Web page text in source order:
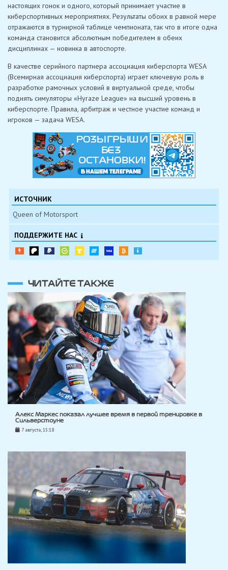
настоящих гонок и одного, который принимает участие в
киберспортивных мероприятиях. Результаты обоих в равной мере
отражаются в турнирной таблице чемпионата, так что в итоге одна
команда становится абсолютным победителем в обеих
дисциплинах — новинка в автоспорте.
В качестве серийного партнера ассоциация киберспорта WESA
(Всемирная ассоциация киберспорта) играет ключевую роль в
разработке рамочных условий в виртуальной среде, чтобы
поднять симуляторы «Hyraze League» на высший уровень в
киберспорте. Правила, арбитраж и честное участие команд и
игроков — задача WESA.
ИСТОЧНИК
Queen of Motorsport
ПОДДЕРЖИТЕ НАС
ЧИТАЙТЕ ТАКЖЕ
Алекс Маркес показал лучшее время в первой тренировке в
Сильверстоуне
7 августа, 15:18